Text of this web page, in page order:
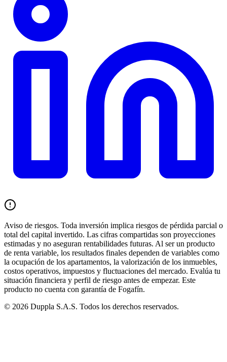
Aviso de riesgos. Toda inversión implica riesgos de pérdida parcial o
total del capital invertido. Las cifras compartidas son proyecciones
estimadas y no aseguran rentabilidades futuras. Al ser un producto
de renta variable, los resultados finales dependen de variables como
la ocupación de los apartamentos, la valorización de los inmuebles,
costos operativos, impuestos y fluctuaciones del mercado. Evalúa tu
situación financiera y perfil de riesgo antes de empezar. Este
producto no cuenta con garantía de Fogafín.
© 2026 Duppla S.A.S. Todos los derechos reservados.